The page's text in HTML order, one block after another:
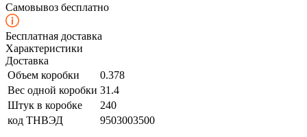
Самовывоз бесплатно
Бесплатная доставка
Характеристики
Доставка
Объем коробки
0.378
Вес одной коробки 31.4
Штук в коробке
240
код ТНВЭД
9503003500